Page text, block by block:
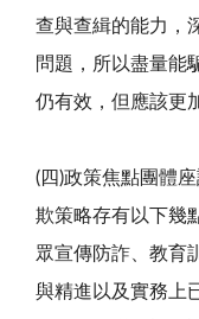
查與查緝的能力，
問題，所以盡量能
仍有效，但應該更
(四)政策焦點團體
欺策略存有以下幾
眾宣傳防詐、教育
與精進以及實務上